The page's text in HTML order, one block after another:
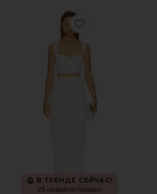
Favorite НАБОР С
В ТРЕНДЕ СЕЙЧАС!
25 недавно продан